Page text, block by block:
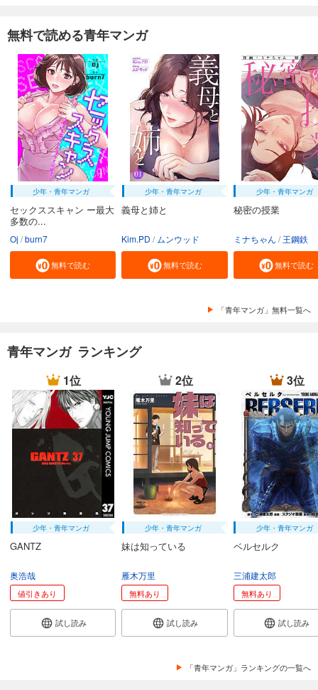
無料で読める青年マンガ
少年・青年マンガ
セックススキャン ー最大
多数の...
Oj burn7
無料で読む
少年・青年マンガ
義母と姉と
Kim.PD ムンウッド
無料で読む
少年・青年マンガ
秘密の授業
ミナちゃん 王鋼鉄
無料で読む
「青年マンガ」無料一覧へ
青年マンガ ランキング
1位
少年・青年マンガ
GANTZ
奥浩哉
値引きあり
試し読み
2位
少年・青年マンガ
妹は知っている
雁木万里
無料あり
試し読み
3位
少年・青年マンガ
ベルセルク
三浦建太郎
無料あり
試し読み
「青年マンガ」ランキングの一覧へ